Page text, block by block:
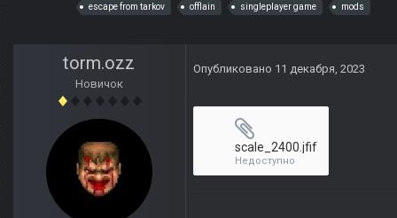
escape from tarkov offlain singleplayer game mods
torm.ozz
Новичок
Опубликовано 11 декабря, 2023
scale_2400.jfif
Недоступно